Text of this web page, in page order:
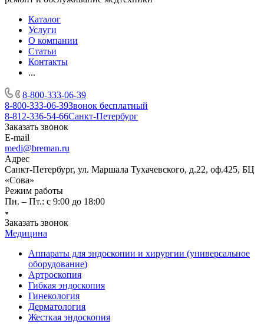
Каталог
Услуги
О компании
Статьи
Контакты
...
8-800-333-06-39
8-800-333-06-39Звонок бесплатный
8-812-336-54-66Санкт-Петербург
Заказать звонок
E-mail
medi@breman.ru
Адрес
Санкт-Петербург, ул. Маршала Тухачевского, д.22, оф.425, БЦ
«Сова»
Режим работы
Пн. – Пт.: с 9:00 до 18:00
Заказать звонок
Медицина
Аппараты для эндоскопии и хирургии (универсальное
оборудование)
Артроскопия
Гибкая эндоскопия
Гинекология
Дерматология
Жесткая эндоскопия